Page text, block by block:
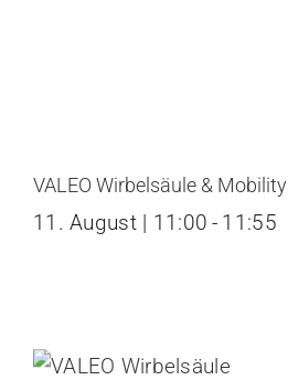
VALEO Wirbelsäule & Mobility
11. August | 11:00 - 11:55